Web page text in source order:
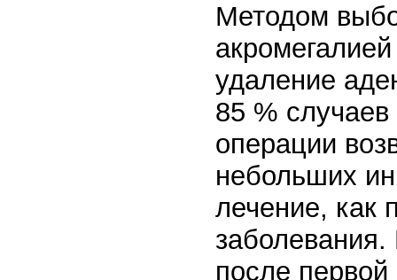
Методом
удаление
85 %
операции
небольших
лечение, как
после первой